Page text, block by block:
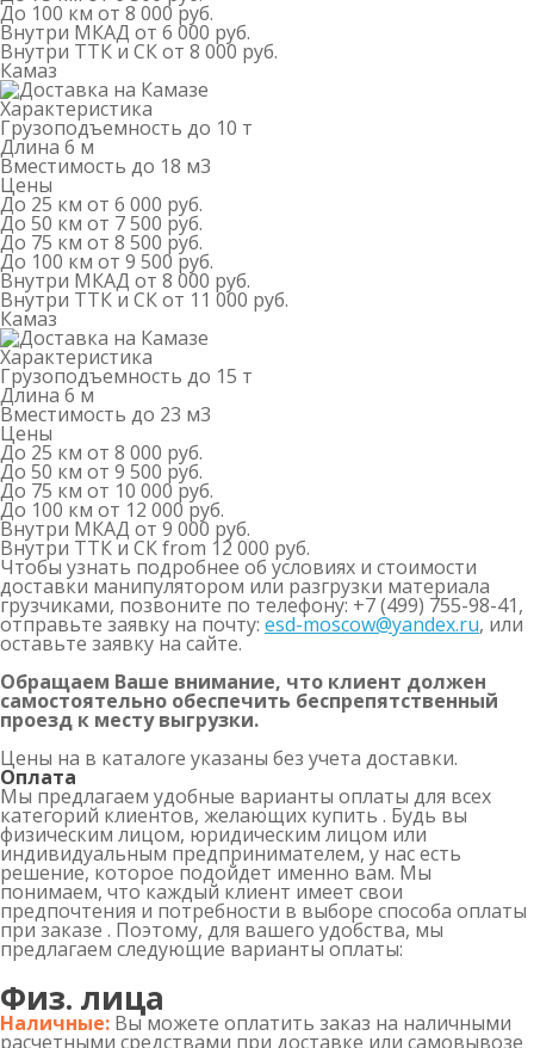
До 100 км от 8 000 руб.
Внутри МКАД от 6 000 руб.
Внутри ТТК и СКот 8 000 руб.
Камаз
Характеристика
Грузоподъемность до 10 т
Длина 6 м
Вместимость до 18 м3
Цены
До 25 км от 6 000 руб.
До 50 км от 7 500 руб.
До 75 км от 8 500 руб.
До 100 км от 9 500 руб.
Внутри МКАД от 8 000 руб.
Внутри ТТК и СКот 11 000 руб.
Камаз
Характеристика
Грузоподъемность до 15 т
Длина 6 м
Вместимость до 23 м3
Цены
До 25 км от 8 000 руб.
До 50 км от 9 500 руб.
До 75 км от 10 000 руб.
До 100 км от 12 000 руб.
Внутри МКАД от 9 000 руб.
Внутри ТТК и СКfrom 12 000 руб.
Чтобы узнать подробнее об условиях и стоимости
доставки манипулятором или разгрузки материала
грузчиками, позвоните по телефону: +7 (499) 755-98-41,
отправьте заявку на почту: esd-moscow@yandex.ru, или
оставьте заявку на сайте.
Обращаем Ваше внимание, что клиент должен
самостоятельно обеспечить беспрепятственный
проезд к месту выгрузки.
Цены на в каталоге указаны без учета доставки.
Оплата
Мы предлагаем удобные варианты оплаты для всех
категорий клиентов, желающих купить . Будь вы
физическим лицом, юридическим лицом или
индивидуальным предпринимателем, у нас есть
решение, которое подойдет именно вам. Мы
понимаем, что каждый клиент имеет свои
предпочтения и потребности в выборе способа оплаты
при заказе . Поэтому, для вашего удобства, мы
предлагаем следующие варианты оплаты:
Физ. лица
Наличные: Вы можете оплатить заказ на наличными
расчетными средствами при доставке или самовывозе